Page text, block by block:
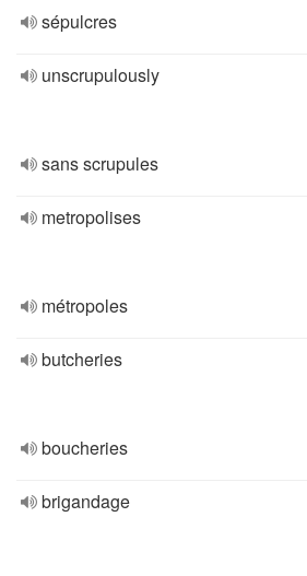
sépulcres
unscrupulously
sans scrupules
metropolises
métropoles
butcheries
boucheries
brigandage